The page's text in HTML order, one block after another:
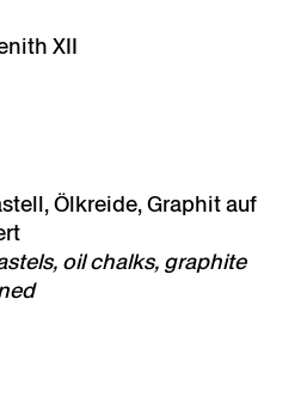
XII
Ölkreide, Graphit auf
oil chalks, graphite